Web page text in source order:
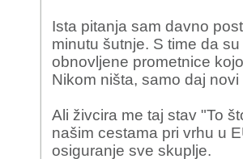
Ista pitanja sam davno
minutu šutnje. S time da
obnovljene prometnice
Nikom ništa, samo daj
Ali živcira me taj stav "To
našim cestama pri vrhu u
osiguranje sve skuplje.